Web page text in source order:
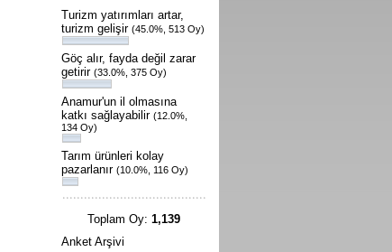
Turizm yatırımları artar,
turizm gelişir (45.0%, 513 Oy)
Göç alır, fayda değil zarar
getirir (33.0%, 375 Oy)
Anamur'un il olmasına
katkı sağlayabilir (12.0%,
134 Oy)
Tarım ürünleri kolay
pazarlanır (10.0%, 116 Oy)
Toplam Oy: 1,139
Anket Arşivi